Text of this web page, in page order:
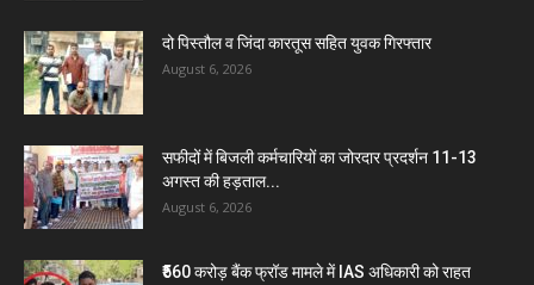
दो पिस्तौल व जिंदा कारतूस सहित युवक गिरफ्तार
August 6, 2026
सफीदों में बिजली कर्मचारियों का जोरदार प्रदर्शन 11-13
अगस्त की हड़ताल...
August 6, 2026
₹560 करोड़ बैंक फ्रॉड मामले में IAS अधिकारी को राहत